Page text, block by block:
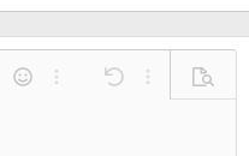
Liste
Liste
einfügen
SmileysWeitere Einstellungen…
Rückgängig
Weitere